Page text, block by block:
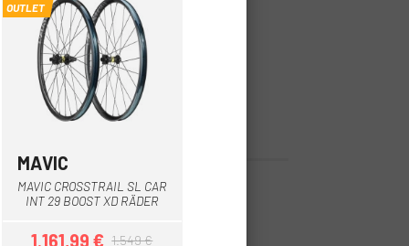
SL
29 INTL
2.249,00 €
OUTLET
MAVIC
MAVIC CROSSTRAIL SL CAR
INT 29 BOOST XD RÄDER
1.161,99 € 1.549 €